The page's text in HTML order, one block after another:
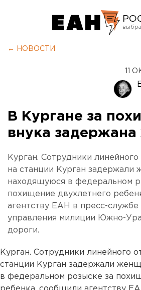
← НОВОСТИ
11
В Кургане за
внука
Курган. Сотрудники
на станции Курган задержали
находящуюся в федеральном
похищение двухлетнего
агентству ЕАН в пресс-службе
управления милиции Южно-
дороги.
Курган. Сотрудники линейного
станции Курган задержали
в федеральном розыске за